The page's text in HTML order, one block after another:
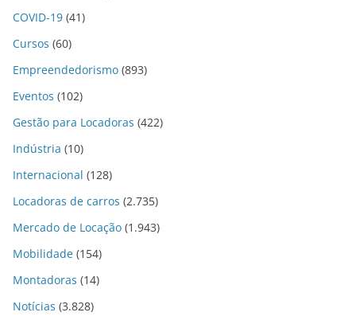
COVID-19 (41)
Cursos (60)
Empreendedorismo (893)
Eventos (102)
Gestão para Locadoras (422)
Indústria (10)
Internacional (128)
Locadoras de carros (2.735)
Mercado de Locação (1.943)
Mobilidade (154)
Montadoras (14)
Notícias (3.828)